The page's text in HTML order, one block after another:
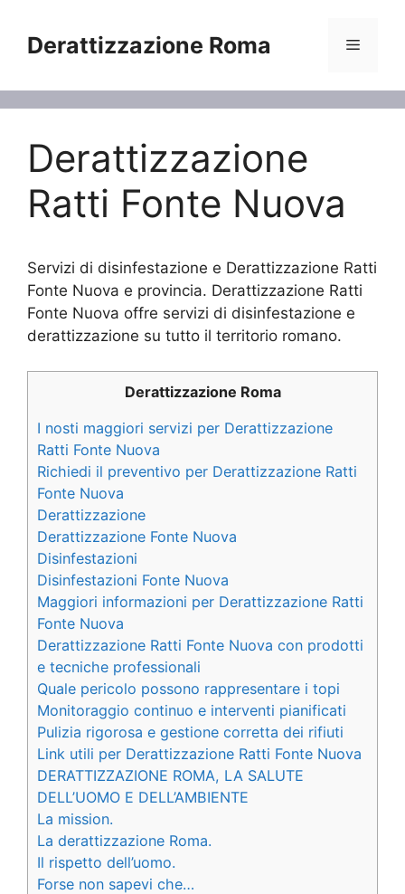
contenuto
Derattizzazione Roma Menu
Derattizzazione
Ratti Fonte Nuova
Servizi di disinfestazione e Derattizzazione Ratti
Fonte Nuova e provincia. Derattizzazione Ratti
Fonte Nuova offre servizi di disinfestazione e
derattizzazione su tutto il territorio romano.
Derattizzazione Roma
I nosti maggiori servizi per Derattizzazione
Ratti Fonte Nuova
Richiedi il preventivo per Derattizzazione Ratti
Fonte Nuova
Derattizzazione
Derattizzazione Fonte Nuova
Disinfestazioni
Disinfestazioni Fonte Nuova
Maggiori informazioni per Derattizzazione Ratti
Fonte Nuova
Derattizzazione Ratti Fonte Nuova con prodotti
e tecniche professionali
Quale pericolo possono rappresentare i topi
Monitoraggio continuo e interventi pianificati
Pulizia rigorosa e gestione corretta dei rifiuti
Link utili per Derattizzazione Ratti Fonte Nuova
DERATTIZZAZIONE ROMA, LA SALUTE
DELL’UOMO E DELL’AMBIENTE
La mission.
La derattizzazione Roma.
Il rispetto dell’uomo.
Forse non sapevi che…